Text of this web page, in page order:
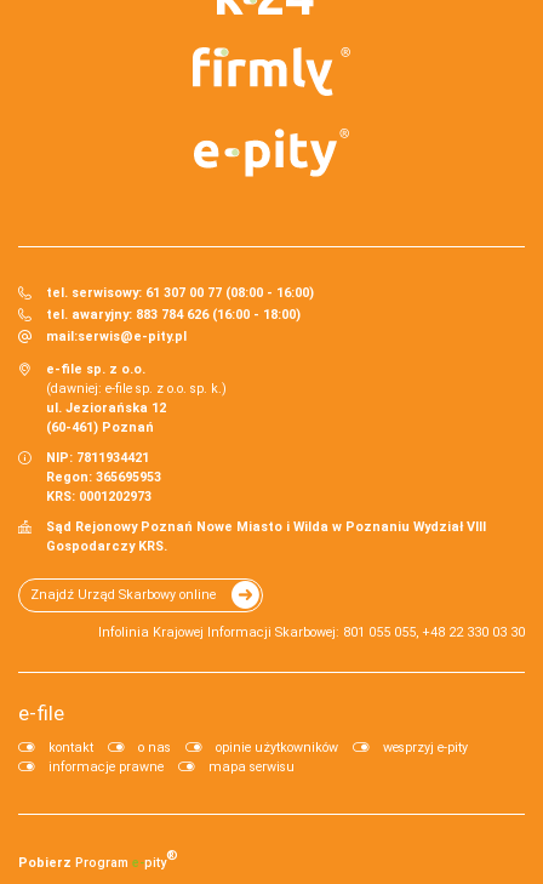
tel. serwisowy: 61 307 00 77 (08:00 - 16:00)
tel. awaryjny: 883 784 626 (16:00 - 18:00)
mail:serwis@e-pity.pl
e-file sp. z o.o.
(dawniej: e-file sp. z o.o. sp. k.)
ul. Jeziorańska 12
(60-461) Poznań
NIP: 7811934421
Regon: 365695953
KRS: 0001202973
Sąd Rejonowy Poznań Nowe Miasto i Wilda w Poznaniu Wydział VIII
Gospodarczy KRS.
Znajdź Urząd Skarbowy online
Infolinia Krajowej Informacji Skarbowej: 801 055 055, +48 22 330 03 30
e-file
kontakt o nas opinie użytkowników
wesprzyj e-pity
informacje prawne
mapa serwisu
Pobierz Program e‑pity®